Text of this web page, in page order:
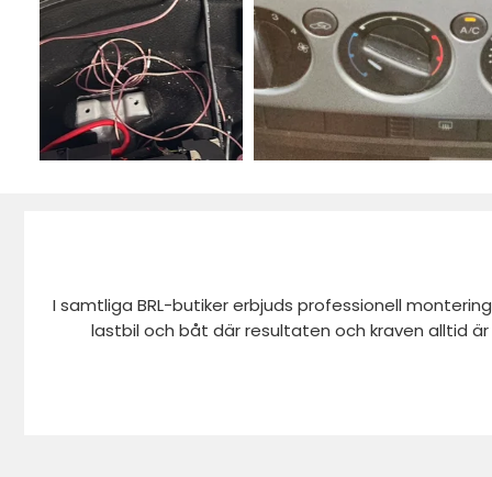
I samtliga BRL-butiker erbjuds professionell
lastbil och båt där resultaten och kraven alltid är